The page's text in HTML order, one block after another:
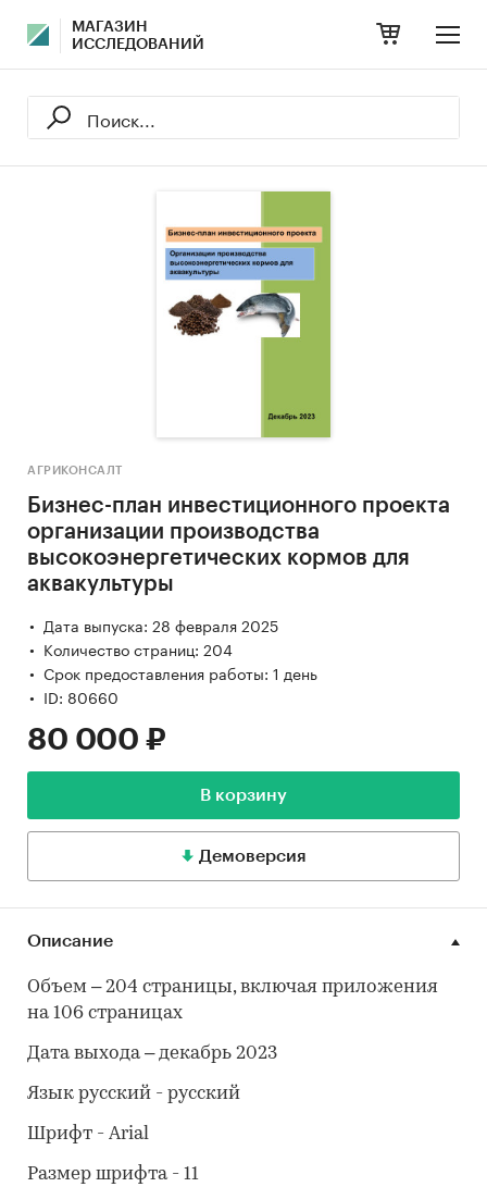
МАГАЗИН
ИССЛЕДОВАНИЙ
АГРИКОНСАЛТ
Бизнес-план инвестиционного проекта
организации производства
высокоэнергетических кормов для
аквакультуры
Дата выпуска: 28 февраля 2025
Количество страниц: 204
Срок предоставления работы: 1 день
ID: 80660
80 000 ₽
В корзину
Демоверсия
Описание
Объем – 204 страницы, включая приложения
на 106 страницах
Дата выхода – декабрь 2023
Язык русский - русский
Шрифт - Arial
Размер шрифта - 11